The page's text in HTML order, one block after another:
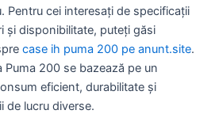
Pentru cei interesați de specificații
și disponibilitate, puteți găsi
case ih puma 200 pe anunt.site.
Puma 200 se bazează pe un
eficient, durabilitate și
de lucru diverse.